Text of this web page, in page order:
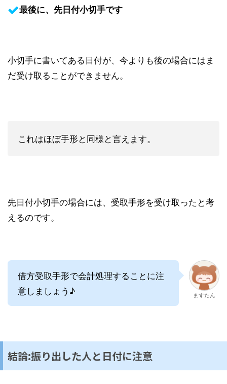
最後に、先日付小切手です
小切手に書いてある日付が、今よりも後の場合にはま
だ受け取ることができません。
これはほぼ手形と同様と言えます。
先日付小切手の場合には、受取手形を受け取ったと考
えるのです。
借方受取手形で会計処理することに注
意しましょう♪
ますたん
結論:振り出した人と日付に注意